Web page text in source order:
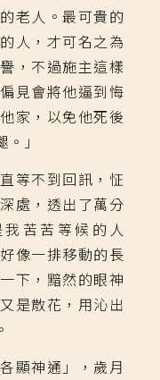
老人。最可貴的
人，才可名之為
，不過施主這樣
見會將他逼到悔
家，以免他死後
」
等不到回訊，怔
處，透出了萬分
苦苦等候的人
像一排移動的長
下，黯然的眼神
是散花，用沁出
神通」，歲月